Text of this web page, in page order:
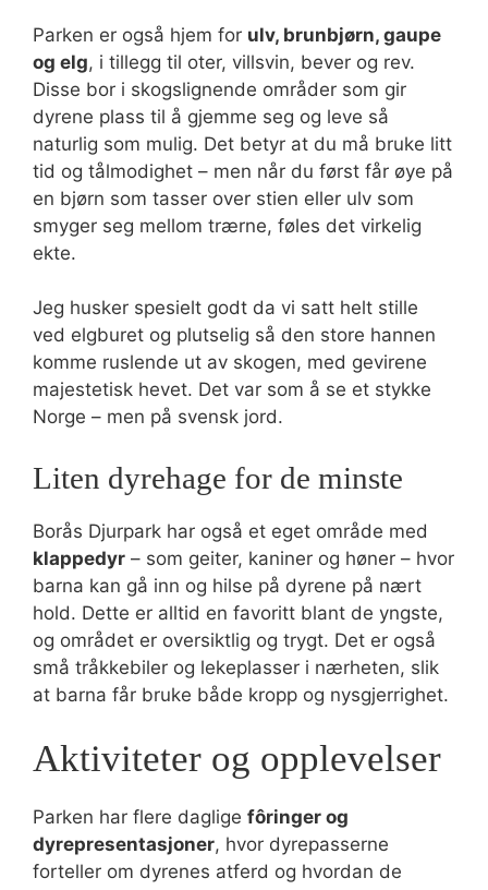
Parken er også hjem for ulv, brunbjørn, gaupe
og elg, i tillegg til oter, villsvin, bever og rev.
Disse bor i skogslignende områder som gir
dyrene plass til å gjemme seg og leve så
naturlig som mulig. Det betyr at du må bruke litt
tid og tålmodighet – men når du først får øye på
en bjørn som tasser over stien eller ulv som
smyger seg mellom trærne, føles det virkelig
ekte.
Jeg husker spesielt godt da vi satt helt stille
ved elgburet og plutselig så den store hannen
komme ruslende ut av skogen, med gevirene
majestetisk hevet. Det var som å se et stykke
Norge – men på svensk jord.
Liten dyrehage for de minste
Borås Djurpark har også et eget område med
klappedyr – som geiter, kaniner og høner – hvor
barna kan gå inn og hilse på dyrene på nært
hold. Dette er alltid en favoritt blant de yngste,
og området er oversiktlig og trygt. Det er også
små tråkkebiler og lekeplasser i nærheten, slik
at barna får bruke både kropp og nysgjerrighet.
Aktiviteter og opplevelser
Parken har flere daglige fôringer og
dyrepresentasjoner, hvor dyrepasserne
forteller om dyrenes atferd og hvordan de